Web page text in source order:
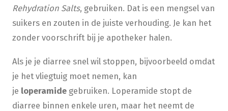
Rehydration Salts, gebruiken. Dat is een mengsel van
suikers en zouten in de juiste verhouding. Je kan het
zonder voorschrift bij je apotheker halen.
Als je je diarree snel wil stoppen, bijvoorbeeld omdat
je het vliegtuig moet nemen, kan
je loperamidegebruiken. Loperamide stopt de
diarree binnen enkele uren, maar het neemt de